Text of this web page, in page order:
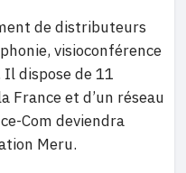
de distributeurs
visioconférence
dispose de 11
France et d’un réseau
Com deviendra
Meru.